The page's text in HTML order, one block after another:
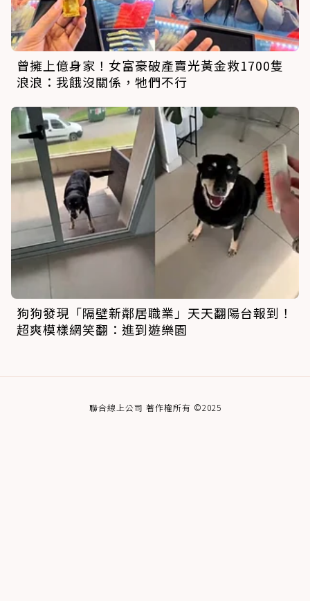
曾擁上億身家！女富豪破產賣光黃金救1700隻
浪浪：我餓沒關係，牠們不行
狗狗發現「隔壁新鄰居職業」天天翻陽台報到！
超爽模樣網笑翻：進到遊樂園
聯合線上公司 著作權所有 ©2025